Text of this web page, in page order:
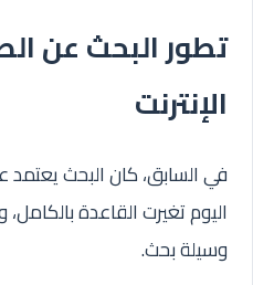
تطور البحث عن
الإنترنت
في السابق، كان البحث
اليوم تغيرت القاعدة
وسيلة بحث.